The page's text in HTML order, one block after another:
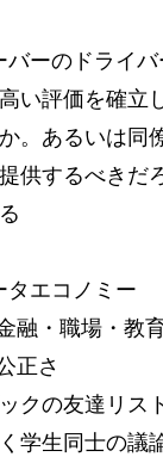
バーのドライ
い評価を確立
。あるいは同
供するべきだ
タエコノミー
融・職場・教育
正さ
クの友達リス
学生同士の議